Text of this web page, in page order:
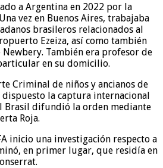
a Argentina en 2022 por la
vez en Buenos Aires, trabajaba
brasileros relacionados al
Ezeiza, así como también
También era profesor de
en su domicilio.
Criminal de niños y ancianos de
la captura internacional
Brasil difundió la orden mediante
Roja.
inicio una investigación respecto a
en primer lugar, que residía en